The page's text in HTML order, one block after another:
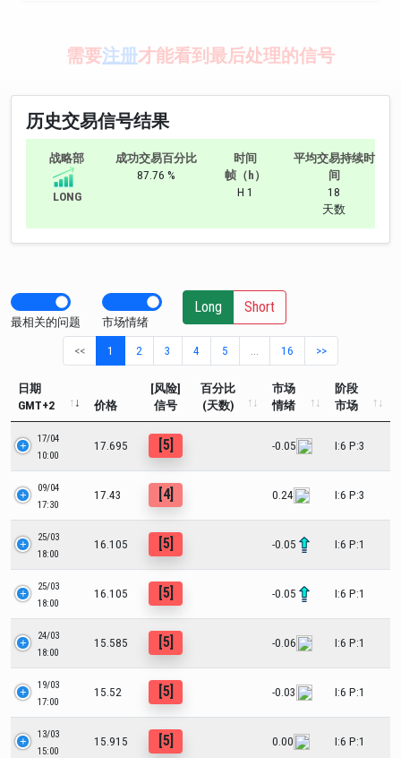
需要注册才能看到最后处理的信号
历史交易信号结果
战略部
LONG
成功交易百分比
87.76 %
时间
帧（h）
H 1
平均交易持续时
间
18
天数
最相关的问题 市场情绪
Long Short
<< 1 2 3 4 5 16 >>
日期
GMT+2
价格
[风险]
信号
百分比
(天数)
市场
情绪
阶段
市场
17/04
10:00
17.695 [5] -0.05 I:6 P:3
09/04
17:30
17.43 [4] 0.24 I:6 P:3
25/03
18:00
16.105 [5] -0.05 I:6 P:1
25/03
18:00
16.105 [5] -0.05 I:6 P:1
24/03
18:00
15.585 [5] -0.06 I:6 P:1
19/03
17:00
15.52 [5] -0.03 I:6 P:1
13/03
15:00
15.915 [5] 0.00 I:6 P:1